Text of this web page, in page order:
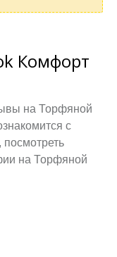
Комфорт
на Торфяной
с
на Торфяной